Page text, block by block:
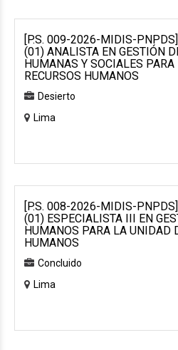
[P.S. 009-2026-MIDIS-
(01) ANALISTA EN GESTIÓN
HUMANAS Y SOCIALES
RECURSOS HUMANOS
Desierto
Lima
[P.S. 008-2026-MIDIS-
(01) ESPECIALISTA III EN
HUMANOS PARA LA UNIDAD
HUMANOS
Concluido
Lima